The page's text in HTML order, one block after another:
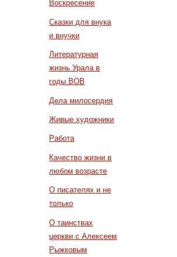
Воскресение
Сказки для внука
и внучки
Литературная
жизнь Урала в
годы ВОВ
Дела милосердия
Живые художники
Работа
Качество жизни в
любом возрасте
О писателях и не
только
О таинствах
церкви с Алексеем
Рыжковым